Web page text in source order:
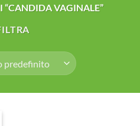
“CANDIDA VAGINALE”